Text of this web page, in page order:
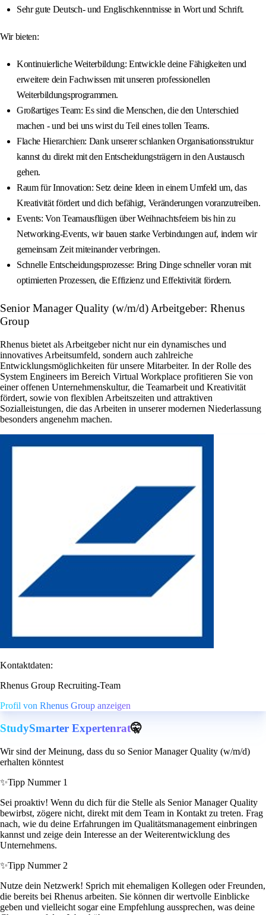
Sehr gute Deutsch- und Englischkenntnisse in Wort und Schrift.
Wir bieten:
Kontinuierliche Weiterbildung: Entwickle deine Fähigkeiten und
erweitere dein Fachwissen mit unseren professionellen
Weiterbildungsprogrammen.
Großartiges Team: Es sind die Menschen, die den Unterschied
machen - und bei uns wirst du Teil eines tollen Teams.
Flache Hierarchien: Dank unserer schlanken Organisationsstruktur
kannst du direkt mit den Entscheidungsträgern in den Austausch
gehen.
Raum für Innovation: Setz deine Ideen in einem Umfeld um, das
Kreativität fördert und dich befähigt, Veränderungen voranzutreiben.
Events: Von Teamausflügen über Weihnachtsfeiern bis hin zu
Networking-Events, wir bauen starke Verbindungen auf, indem wir
gemeinsam Zeit miteinander verbringen.
Schnelle Entscheidungsprozesse: Bring Dinge schneller voran mit
optimierten Prozessen, die Effizienz und Effektivität fördern.
Senior Manager Quality (w/m/d) Arbeitgeber: Rhenus
Group
Rhenus bietet als Arbeitgeber nicht nur ein dynamisches und
innovatives Arbeitsumfeld, sondern auch zahlreiche
Entwicklungsmöglichkeiten für unsere Mitarbeiter. In der Rolle des
System Engineers im Bereich Virtual Workplace profitieren Sie von
einer offenen Unternehmenskultur, die Teamarbeit und Kreativität
fördert, sowie von flexiblen Arbeitszeiten und attraktiven
Sozialleistungen, die das Arbeiten in unserer modernen Niederlassung
besonders angenehm machen.
Kontaktdaten:
Rhenus Group Recruiting-Team
Profil von Rhenus Group anzeigen
StudySmarter Expertenrat🤫
Wir sind der Meinung, dass du so Senior Manager Quality (w/m/d)
erhalten könntest
✨Tipp Nummer 1
Sei proaktiv! Wenn du dich für die Stelle als Senior Manager Quality
bewirbst, zögere nicht, direkt mit dem Team in Kontakt zu treten. Frag
nach, wie du deine Erfahrungen im Qualitätsmanagement einbringen
kannst und zeige dein Interesse an der Weiterentwicklung des
Unternehmens.
✨Tipp Nummer 2
Nutze dein Netzwerk! Sprich mit ehemaligen Kollegen oder Freunden,
die bereits bei Rhenus arbeiten. Sie können dir wertvolle Einblicke
geben und vielleicht sogar eine Empfehlung aussprechen, was deine